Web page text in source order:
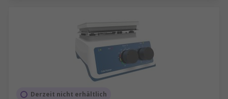
Derzeit nicht erhältlich